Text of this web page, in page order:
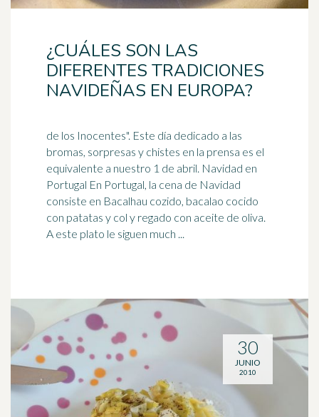
¿CUÁLES SON LAS
DIFERENTES TRADICIONES
NAVIDEÑAS EN EUROPA?
de los Inocentes". Este día dedicado a las
bromas, sorpresas y chistes en la prensa es el
equivalente a nuestro 1 de abril. Navidad en
Portugal En Portugal, la cena de Navidad
consiste en Bacalhau cozido, bacalao cocido
con patatas y col y regado con aceite de oliva.
A este plato le siguen much ...
30
JUNIO
2010